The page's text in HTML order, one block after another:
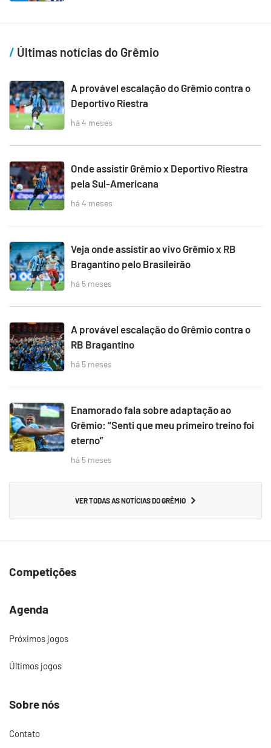
Últimas notícias do Grêmio
A provável escalação do Grêmio contra o
Deportivo Riestra
há 4 meses
Onde assistir Grêmio x Deportivo Riestra
pela Sul-Americana
há 4 meses
Veja onde assistir ao vivo Grêmio x RB
Bragantino pelo Brasileirão
há 5 meses
A provável escalação do Grêmio contra o
RB Bragantino
há 5 meses
Enamorado fala sobre adaptação ao
Grêmio: “Senti que meu primeiro treino foi
eterno”
há 5 meses
VER TODAS AS NOTÍCIAS DO GRÊMIO
Competições
Agenda
Próximos jogos
Últimos jogos
Sobre nós
Contato